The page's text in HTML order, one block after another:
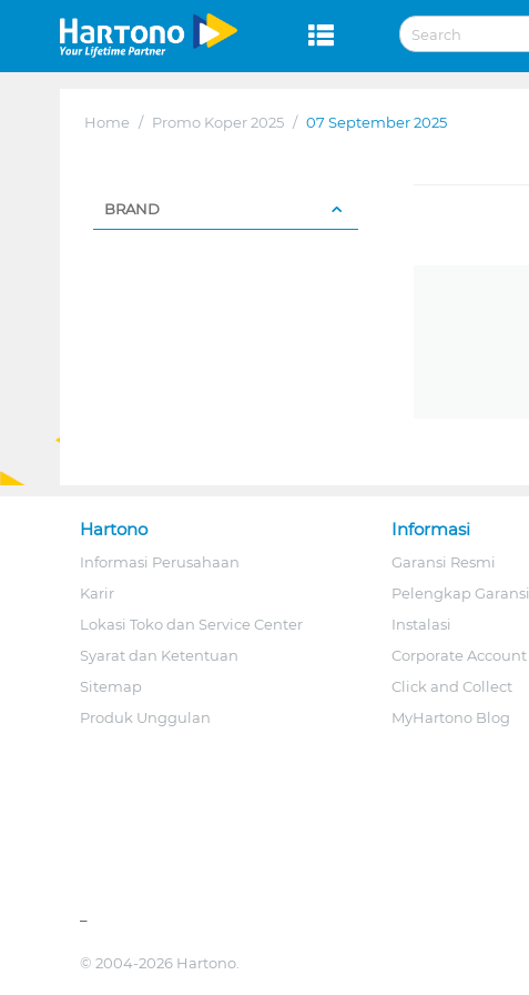
Home / Promo Koper 2025 / 07 September 2025
BRAND
Hartono
Informasi Perusahaan
Karir
Lokasi Toko dan Service Center
Syarat dan Ketentuan
Sitemap
Produk Unggulan
Informasi
Garansi Resmi
Pelengkap Garansi
Instalasi
Corporate Account
Click and Collect
MyHartono Blog
© 2004-2026 Hartono.